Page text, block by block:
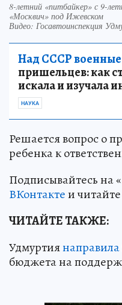
8-летний «питбайкер» с 9-
«Москвич» под Ижевском
Видео: Госавтоинспекция
Над СССР военные
пришельцев: как
искала и изучала
НАУКА
Решается вопрос о
ребенка к
Подписывайтесь на
ВКонтактеи
ЧИТАЙТЕ ТАКЖЕ:
Удмуртия
бюджета на